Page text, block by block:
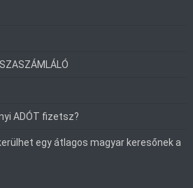
ADÓT fizetsz?
egy átlagos magyar keresőnek a